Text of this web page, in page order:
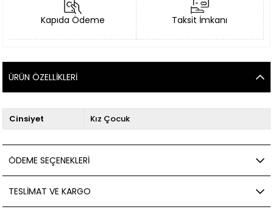
Kapıda Ödeme Taksit İmkanı
ÜRÜN ÖZELLIKLERI
Cinsiyet Kız Çocuk
ÖDEME SEÇENEKLERI
TESLIMAT VE KARGO